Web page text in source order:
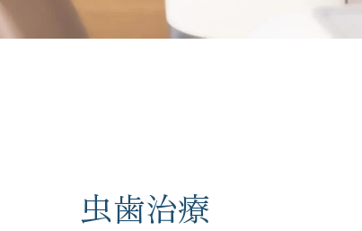
虫歯治療